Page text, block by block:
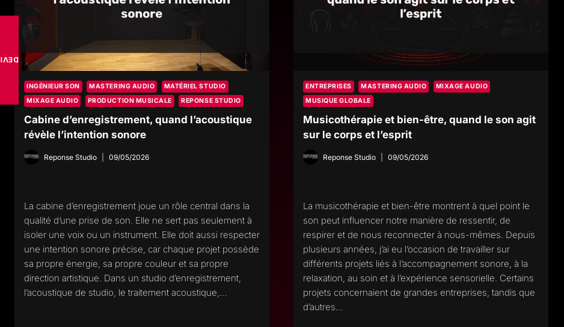
INGÉNIEUR SON MASTERING AUDIO
MATÉRIEL STUDIO
MIXAGE AUDIO
PRODUCTION MUSICALE REPONSE STUDIO
Cabine d’enregistrement, quand l’acoustique
révèle l’intention sonore
Reponse Studio 09/05/2026
La cabine d’enregistrement joue un rôle central dans la
qualité d’une prise de son. Elle ne sert pas seulement à
isoler une voix ou un instrument. Elle doit aussi respecter
une intention sonore précise, car chaque projet possède
sa propre énergie, sa propre couleur et sa propre
direction artistique. Dans un studio d’enregistrement,
l’acoustique de studio, le traitement acoustique,…
ENTREPRISES MASTERING AUDIO
MIXAGE AUDIO
MUSIQUE GLOBALE
Musicothérapie et bien-être, quand le son agit
sur le corps et l’esprit
Reponse Studio 09/05/2026
La musicothérapie et bien-être montrent à quel point le
son peut influencer notre manière de ressentir, de
respirer et de nous reconnecter à nous-mêmes. Depuis
plusieurs années, j’ai eu l’occasion de travailler sur
différents projets liés à l’accompagnement sonore, à la
relaxation, au soin et à l’expérience sensorielle. Certains
projets concernaient de grandes entreprises, tandis que
d’autres…